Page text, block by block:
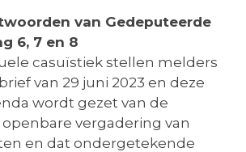
van Gedeputeerde
6, 7 en 8
casuïstiek stellen melders
van 29 juni 2023 en deze
wordt gezet van de
vergadering van
en dat ondergetekende